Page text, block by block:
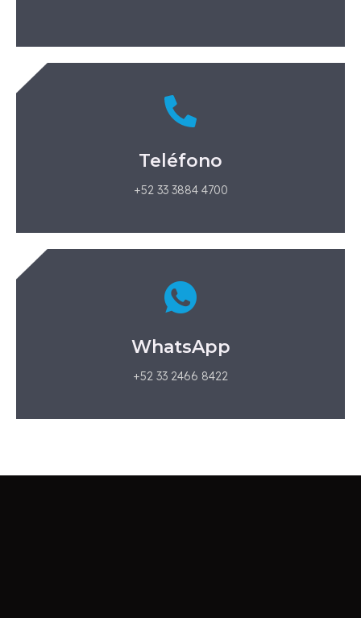
Teléfono
+52 33 3884 4700
WhatsApp
+52 33 2466 8422